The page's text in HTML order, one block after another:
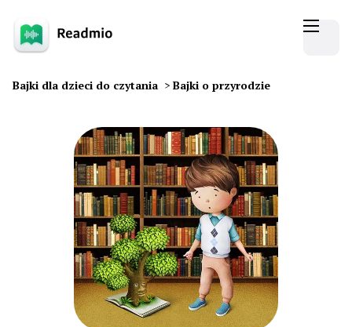
Bajki dla dzieci do czytania > Bajki o przyrodzie